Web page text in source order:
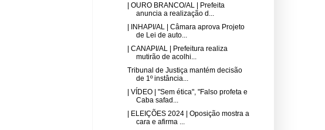
| OURO BRANCO/AL | Prefeita
anuncia a realização d...
| INHAPI/AL | Câmara aprova Projeto
de Lei de auto...
| CANAPI/AL | Prefeitura realiza
mutirão de acolhi...
Tribunal de Justiça mantém decisão
de 1º instância...
| VÍDEO | "Sem ética", "Falso profeta e
Caba safad...
| ELEIÇÕES 2024 | Oposição mostra a
cara e afirma ...